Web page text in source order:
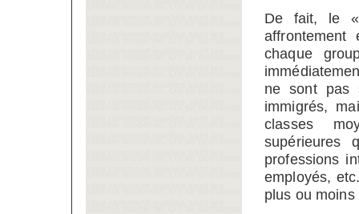
De fait, le «
chaque
ne sont pas
immigrés,
classes
supérieures
professions
employés,
plus ou